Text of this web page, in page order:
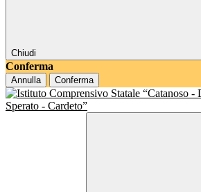
Chiudi
Conferma
Annulla Conferma